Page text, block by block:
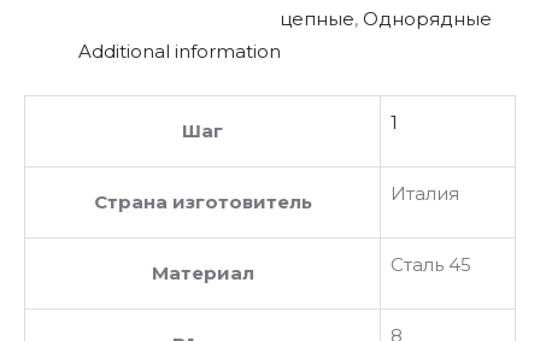
цепные, Однорядные
Additional information
Шаг 1
Страна изготовитель Италия
Материал Сталь 45
8